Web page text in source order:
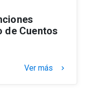
de Cuentos
Ver más keyboard_arrow_right